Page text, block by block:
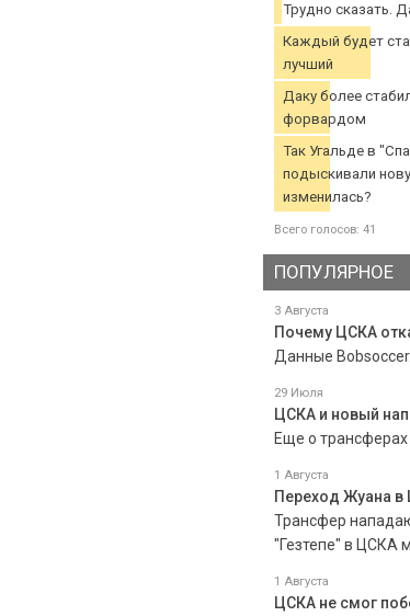
Трудно сказать.
Каждый будет
лучший
Даку более
форвардом
Так Угальде в
подыскивали
изменилась?
Всего голосов: 41
ПОПУЛЯРНОЕ
3 Августа
Почему ЦСКА
Данные Bobsoccer.
29 Июля
ЦСКА и новый
Еще о
1 Августа
Переход Жуана
Трансфер
"Гезтепе" в ЦСКА
1 Августа
ЦСКА не смог